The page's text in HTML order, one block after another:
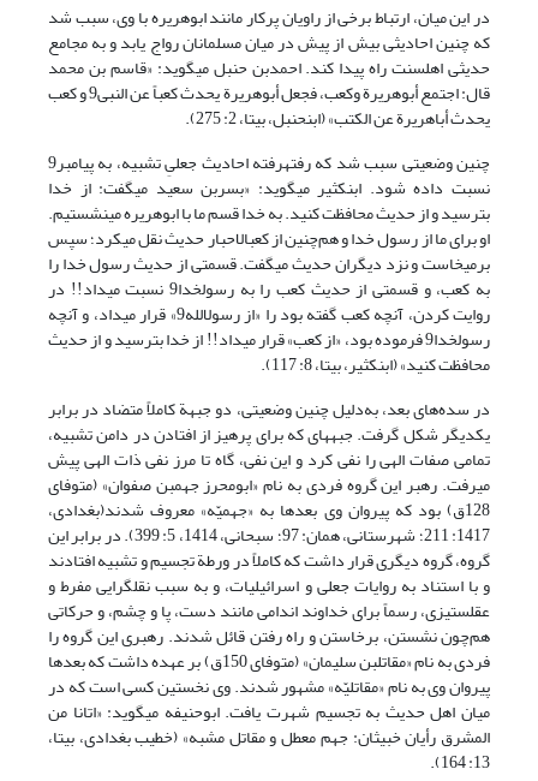
در این میان، ارتباط برخی از راویان پرکار مانند ابوهریره با وی، سبب شد
که چنین احادیثی بیش از پیش در میان مسلمانان رواج یابد و به مجامع
حدیثی اهل‏سنت راه پیدا کند. احمدبن حنبل می‏گوید: «قاسم بن محمد
قال: اجتمع أبوهریرة وکعب، فجعل أبوهریرة یحدث کعباً عن النبی9 و کعب
یحدث أباهریرة عن الکتب» (ابن‏حنبل، بی‏تا، 2: 275).
چنین وضعیتی سبب شد که رفته‏رفته احادیث جعلیِ تشبیه، به پیامبر9
نسبت داده شود. ابن‏کثیر می‏گوید: «بسربن سعید می‏گفت: از خدا
بترسید و از حدیث محافظت کنید. به خدا قسم ما با ابوهریره می‏نشستیم.
او برای ما از رسول خدا و هم‌چنین از کعب‏الاحبار حدیث نقل می‏کرد؛ سپس
برمی‏خاست و نزد دیگران حدیث می‏گفت. قسمتی از حدیث رسول خدا را
به کعب، و قسمتی از حدیث کعب را به رسول‏خدا9 نسبت می‏داد!! در
روایت کردن، آنچه کعب گفته بود را «از رسول‏الله9» قرار می‏داد، و آنچه
رسول‏خدا9 فرموده بود، «از کعب» قرار می‏داد!! از خدا بترسید و از حدیث
محافظت کنید» (ابن‏کثیر، بی‏تا، 8: 117).
در سده‌های بعد، به‌دلیل چنین وضعیتی، دو جبهة کاملاً متضاد در برابر
یکدیگر شکل گرفت. جبهه‏ای که برای پرهیز از افتادن در دامن تشبیه،
تمامی صفات الهی را نفی ‏کرد و این نفی، گاه تا مرز نفی ذات الهی پیش
می‏رفت. رهبر این گروه فردی به نام «ابومحرز جهم‏بن صفوان» (متوفای
128ق) بود که پیروان وی بعدها به «جهمیّه» معروف شدند(بغدادی،
1417: 211؛ شهرستانی، همان: 97؛ سبحانی، 1414، 5: 399). در برابر این
گروه، گروه دیگری قرار داشت که کاملاً در ورطة تجسیم و تشبیه افتادند
و با استناد به روایات جعلی و اسرائیلیات، و به سبب نقل‏گرایی مفرط و
عقل‏ستیزی، رسماً برای خداوند اندامی مانند دست، پا و چشم، و حرکاتی
هم‌چون نشستن، برخاستن و راه رفتن قائل شدند. رهبری این گروه را
فردی به نام «مقاتل‏بن سلیمان» (متوفای 150ق) بر عهده داشت که بعدها
پیروان وی به نام «مقاتلیّه» مشهور شدند. وی نخستین کسی است که در
میان اهل حدیث به تجسیم شهرت یافت. ابوحنیفه می‏گوید: «اتانا من
المشرق رأیان خبیثان: جهم معطل و مقاتل مشبه» (خطیب بغدادی، بی‏تا،
13: 164).